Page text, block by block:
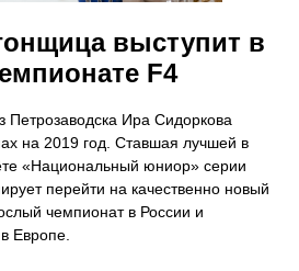
выступит в
F4
Петрозаводска Ира Сидоркова
на 2019 год. Ставшая лучшей в
«Национальный юниор» серии
перейти на качественно новый
чемпионат в России и
Европе.